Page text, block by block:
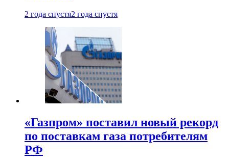
2 года спустя2 года спустя
«Газпром» поставил новый рекорд
по поставкам газа потребителям
РФ